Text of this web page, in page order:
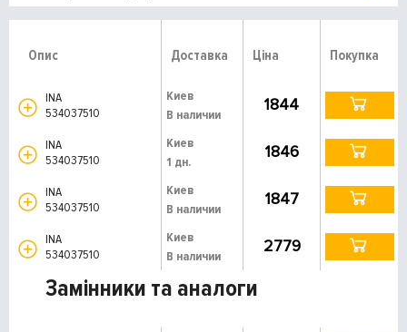
Опис Доставка Ціна Покупка
INA
534037510
Киев
В наличии
1844
INA
534037510
Киев
1 дн.
1846
INA
534037510
Киев
В наличии
1847
INA
534037510
Киев
В наличии
2779
Замінники та аналоги